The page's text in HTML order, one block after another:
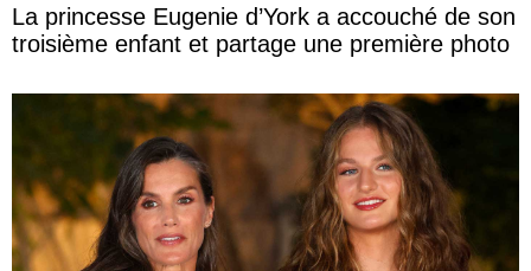
La princesse Eugenie d’York a accouché de son
troisième enfant et partage une première photo